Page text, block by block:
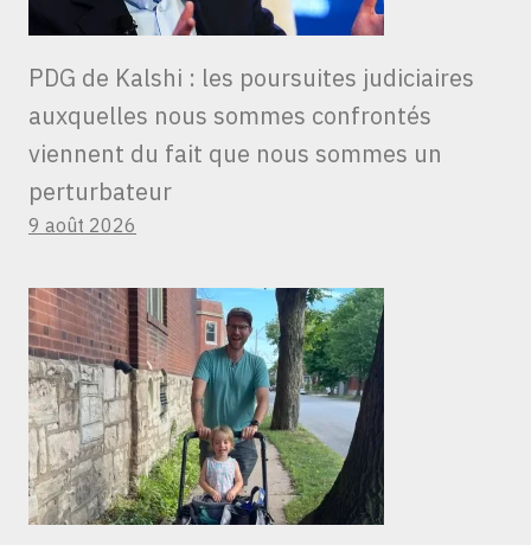
PDG de Kalshi : les poursuites judiciaires
auxquelles nous sommes confrontés
viennent du fait que nous sommes un
perturbateur
9 août 2026